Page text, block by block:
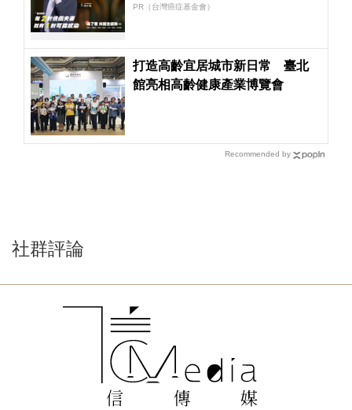
PR（台灣癌症基金會）
打造高齡宜居城市新日常 臺北
館亮相高齡健康產業博覽會
Recommended by
社群評論